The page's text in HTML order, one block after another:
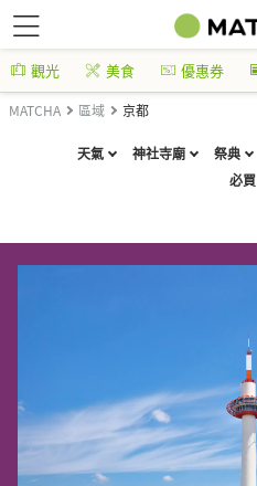
觀光 美食 優惠券
MATCHA 區域 京都
天氣 神社寺廟 祭典
必買